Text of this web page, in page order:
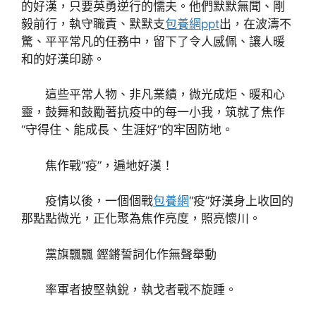
的好漢，只要英勇逆行的懦夫。他們默默無聞、剛
毅前行，執守職責、默默支包養網ppt出，在波濤不
驚、平平常凡的任務中，留下了令人感佩、讓人暖
和的好漢印跡。
這些平常人物、非凡業績，微光成炬、暖和心
靈，鼓舞和鼓勵著抗疫中的每一小我，筑就了焦作
“守得住、能成長、生涯好”的牢固防地。
焦作戰“疫”，遍地好漢！
疫情以後，一個個戰包養網“疫”好漢身上收回的
那點點微光，正化聚為焦作亮度，照亮懷川。
黨旗飄飄 鏗鏘誓詞化作無聲舉動
率軍者披堅執銳，執戈者戰不旋踵。